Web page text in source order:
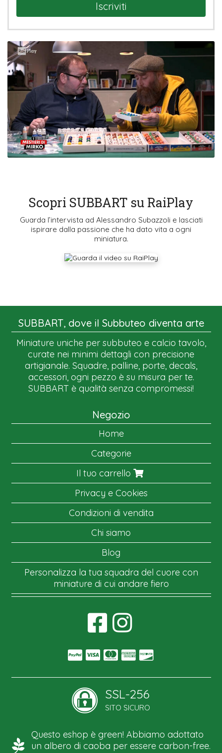
Iscriviti
Scopri SUBBART su RaiPlay
Guarda l’intervista ad Alessandro Subazzoli e lasciati
ispirare dalla passione che ha dato vita a ogni
miniatura.
SUBBART, dove il Subbuteo diventa arte
Miniature uniche per subbuteo e calcio tavolo,
curate nei minimi dettagli con precisione
artigianale. Squadre, palline, porte, decals,
accessori, ogni pezzo è su misura per te.
SUBBART è qualità senza compromessi!
Negozio
Home
Categorie
Il tuo carrello
Privacy e Cookies
Condizioni di vendita
Chi siamo
Blog
Personalizza la tua squadra del cuore con
miniature di cui andare fiero
SSL-256
SITO SICURO
Questo eshop è green! Abbiamo adottato
un albero di caoba per essere carbon-free.